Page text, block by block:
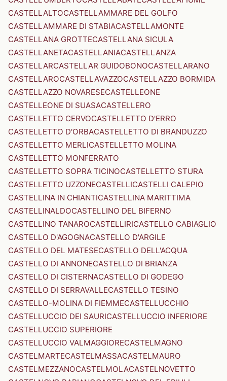
CASTELLALTOCASTELLAMMARE DEL GOLFO
CASTELLAMMARE DI STABIACASTELLAMONTE
CASTELLANA GROTTECASTELLANA SICULA
CASTELLANETACASTELLANIACASTELLANZA
CASTELLARCASTELLAR GUIDOBONOCASTELLARANO
CASTELLAROCASTELLAVAZZOCASTELLAZZO BORMIDA
CASTELLAZZO NOVARESECASTELLEONE
CASTELLEONE DI SUASACASTELLERO
CASTELLETTO CERVOCASTELLETTO D'ERRO
CASTELLETTO D'ORBACASTELLETTO DI BRANDUZZO
CASTELLETTO MERLICASTELLETTO MOLINA
CASTELLETTO MONFERRATO
CASTELLETTO SOPRA TICINOCASTELLETTO STURA
CASTELLETTO UZZONECASTELLICASTELLI CALEPIO
CASTELLINA IN CHIANTICASTELLINA MARITTIMA
CASTELLINALDOCASTELLINO DEL BIFERNO
CASTELLINO TANAROCASTELLIRICASTELLO CABIAGLIO
CASTELLO D'AGOGNACASTELLO D'ARGILE
CASTELLO DEL MATESECASTELLO DELL'ACQUA
CASTELLO DI ANNONECASTELLO DI BRIANZA
CASTELLO DI CISTERNACASTELLO DI GODEGO
CASTELLO DI SERRAVALLECASTELLO TESINO
CASTELLO-MOLINA DI FIEMMECASTELLUCCHIO
CASTELLUCCIO DEI SAURICASTELLUCCIO INFERIORE
CASTELLUCCIO SUPERIORE
CASTELLUCCIO VALMAGGIORECASTELMAGNO
CASTELMARTECASTELMASSACASTELMAURO
CASTELMEZZANOCASTELMOLACASTELNOVETTO